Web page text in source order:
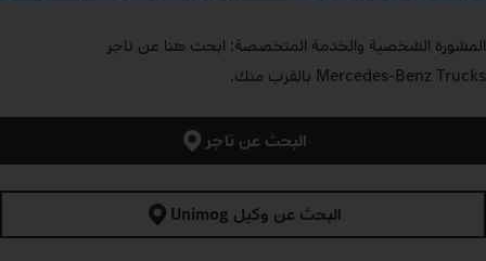
المشورة الشخصية والخدمة المتخصصة: ابحث هنا عن تاجر
Mercedes‑Benz Trucks بالقرب منك.
البحث عن تاجر
البحث عن وكيل Unimog